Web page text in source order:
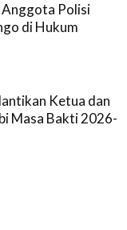
Polisi
di Hukum
Ketua dan
Masa Bakti 2026-